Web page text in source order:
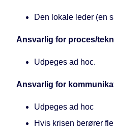
Den lokale leder (en
Ansvarlig for proces/
Udpeges ad hoc.
Ansvarlig for
Udpeges ad hoc
Hvis krisen berører